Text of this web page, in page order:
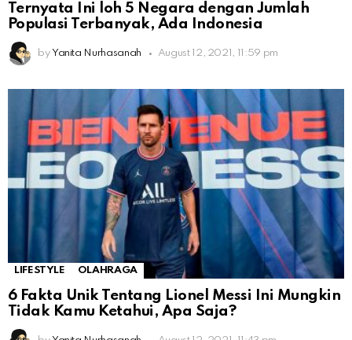
Ternyata Ini loh 5 Negara dengan Jumlah
Populasi Terbanyak, Ada Indonesia
by Yanita Nurhasanah August 12, 2021, 11:59 pm
LIFESTYLE OLAHRAGA
6 Fakta Unik Tentang Lionel Messi Ini Mungkin
Tidak Kamu Ketahui, Apa Saja?